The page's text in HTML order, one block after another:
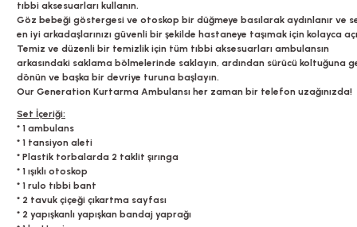
tıbbi aksesuarları kullanın.
Göz bebeği göstergesi ve otoskop bir düğmeye basılarak aydınlanır ve
en iyi arkadaşlarınızı güvenli bir şekilde hastaneye taşımak için kolayca
Temiz ve düzenli bir temizlik için tüm tıbbi aksesuarları ambulansın
arkasındaki saklama bölmelerinde saklayın, ardından sürücü koltuğuna
dönün ve başka bir devriye turuna başlayın.
Our Generation Kurtarma Ambulansı her zaman bir telefon uzağınızda!
Set İçeriği:
* 1 ambulans
* 1 tansiyon aleti
* Plastik torbalarda 2 taklit şırınga
* 1 ışıklı otoskop
* 1 rulo tıbbi bant
* 2 tavuk çiçeği çıkartma sayfası
* 2 yapışkanlı yapışkan bandaj yaprağı